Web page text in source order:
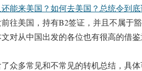
能来美国？如何去美国？总统令到底
往美国，持有B2签证，并且不属于
对从中国出发的各位也有很高的借鉴
众多常见和不常见的转机总结，具体